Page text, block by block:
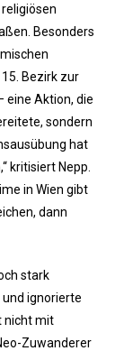
Besonders
Bezirk zur
eine Aktion, die
sondern
hat
kritisiert Nepp.
in Wien gibt
dann
stark
ignorierte
nicht mit
Zuwanderer